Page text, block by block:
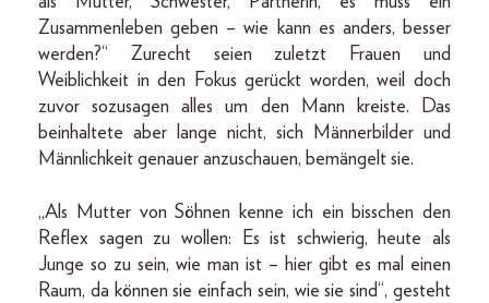
Zusammenleben geben – wie kann es anders, besser
werden?“ Zurecht seien zuletzt Frauen und
Weiblichkeit in den Fokus gerückt worden, weil doch
zuvor sozusagen alles um den Mann kreiste. Das
beinhaltete aber lange nicht, sich Männerbilder und
Männlichkeit genauer anzuschauen, bemängelt sie.
„Als Mutter von Söhnen kenne ich ein bisschen den
Reflex sagen zu wollen: Es ist schwierig, heute als
Junge so zu sein, wie man ist – hier gibt es mal einen
Raum, da können sie einfach sein, wie sie sind“, gesteht